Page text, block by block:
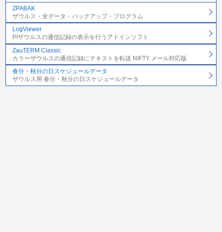
ZPABAK
ザウルス・全データ・バックアップ・プログラム
LogViewer
PIザウルスの通信記録の表示を行うアドインソフト
ZauTERM Classic
カラーザウルスの通信記録にテキストを転送 NIFTY メール対応版
春分・秋分の日スケジュールデータ
ザウルス用 春分・秋分の日スケジュールデータ